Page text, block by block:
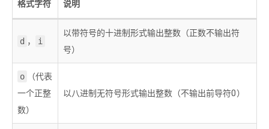
格式字符 说明
d ， i
以带符号的十进制形式输出整数（正数不输出符
号）
o
（代表
一个正整
数）
以八进制无符号形式输出整数（不输出前导符0）